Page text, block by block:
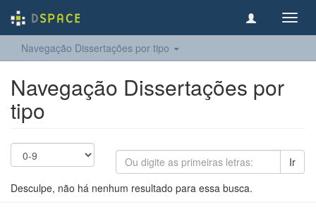
Navegação Dissertações por tipo
Navegação Dissertações por
tipo
Ir
Desculpe, não há nenhum resultado para essa busca.